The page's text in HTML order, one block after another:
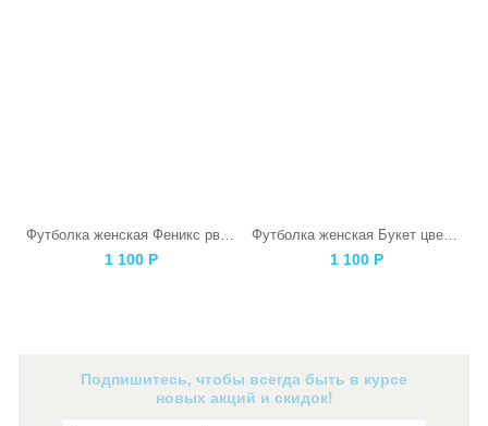
Футболка женская Феникс рвется наружу серая
1 100 Р
Футболка женская Букет цветов
1 100 Р
Подпишитесь, чтобы всегда быть в курсе
новых акций и скидок!